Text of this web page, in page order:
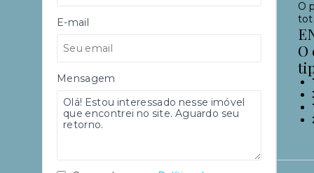
O
E-mail
Mensagem